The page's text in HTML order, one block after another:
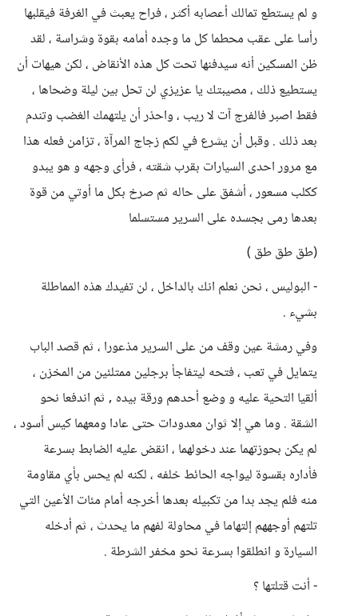
و لم يستطع تمالك أعصابه أكثر ، فراح يعبث في الغرفة فيقلبها
رأسا على عقب محطما كل ما وجده أمامه بقوة وشراسة ، لقد
ظن المسكين أنه سيدفنها تحت كل هذه الأنقاض ، لكن هيهات أن
يستطيع ذلك ، مصيبتك يا عزيزي لن تحل بين ليلة وضحاها ،
فقط اصبر فالفرج آت لا ريب ، واحذر أن يلتهمك الغضب وتندم
بعد ذلك . وقبل أن يشرع في لكم زجاج المرآة ، تزامن فعله هذا
مع مرور احدى السيارات بقرب شقته ، فرأى وجهه و هو يبدو
ككلب مسعور ، أشفق على حاله ثم صرخ بكل ما أوتي من قوة
بعدها رمى بجسده على السرير مستسلما
(طق طق طق )
- البوليس ، نحن نعلم انك بالداخل ، لن تفيدك هذه المماطلة
بشيء .
وفي رمشة عين وقف من على السرير مذعورا ، ثم قصد الباب
يتمايل في تعب ، فتحه ليتفاجأ برجلين ممتلئين من المخزن ،
ألقيا التحية عليه و وضع أحدهم ورقة بيده , ثم اندفعا نحو
الشقة . وما هي إلا ثوان معدودات حتى عادا ومعهما كيس أسود ،
لم يكن بحوزتهما عند دخولهما ، انقض عليه الضابط بسرعة
فأداره بقسوة ليواجه الحائط خلفه ، لكنه لم يحس بأي مقاومة
منه فلم يجد بدا من تكبيله بعدها أخرجه أمام مئات الأعين التي
تلتهم أوجههم إلتهاما في محاولة لفهم ما يحدث ، ثم أدخله
السيارة و انطلقوا بسرعة نحو مخفر الشرطة .
- أنت قتلتها ؟